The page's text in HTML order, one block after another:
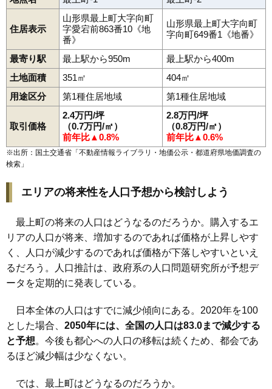
住居表示
山形県最上町大字向町
字愛宕前863番10《地
番》
山形県最上町大字向町
字向町649番1《地番》
最寄り駅 最上駅から950m
最上駅から400m
土地面積
351㎡
404㎡
用途区分
第1種住居地域 第1種住居地域
取引価格
2.4万円/坪
（0.7万円/㎡）
前年比▲0.8%
2.8万円/坪
（0.8万円/㎡）
前年比▲0.6%
※出所：国土交通省「不動産情報ライブラリ・地価公示・都道府県地価調査の
検索 」
エリアの将来性を人口予想から検討しよう
最上町の将来の人口はどうなるのだろうか。購入するエ
リアの人口が将来、増加するのであれば価格が上昇しやす
く、人口が減少するのであれば価格が下落しやすいといえ
るだろう。人口推計は、政府系の人口問題研究所が予想デ
ータを定期的に発表している。
日本全体の人口はすでに減少傾向にある。2020年を100
とした場合、 2050年には、全国の人口は83.0まで減少する
と予想。今後も都心への人口の移転は続くため、都会であ
るほど減少幅は少なくない。
では、最上町はどうなるのだろうか。
法田満澤向町
赤倉温泉駅最上駅大堀駅